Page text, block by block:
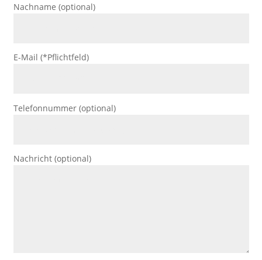
Nachname (optional)
E-Mail (*Pflichtfeld)
Telefonnummer (optional)
Nachricht (optional)